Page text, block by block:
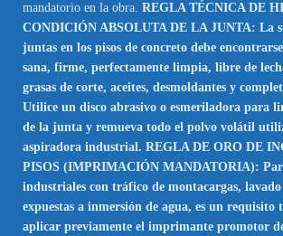
mandatorio en la obra. REGLA TÉCNICA DE
CONDICIÓN ABSOLUTA DE LA JUNTA: La
juntas en los pisos de concreto debe
sana, firme, perfectamente limpia, libre de
grasas de corte, aceites, desmoldantes y
Utilice un disco abrasivo o esmeriladora para
de la junta y remueva todo el polvo volátil
aspiradora industrial. REGLA DE ORO DE
PISOS (IMPRIMACIÓN MANDATORIA):
industriales con tráfico de montacargas,
expuestas a inmersión de agua, es un requisito
aplicar previamente el imprimante promotor